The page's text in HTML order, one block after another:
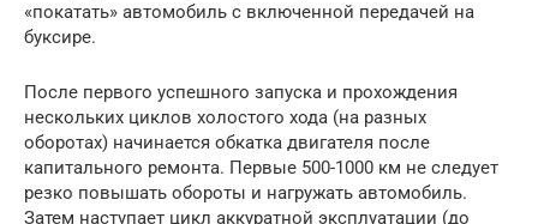
«покатать» автомобиль с включенной передачей на
буксире.
После первого успешного запуска и прохождения
нескольких циклов холостого хода (на разных
оборотах) начинается обкатка двигателя после
капитального ремонта. Первые 500-1000 км не следует
резко повышать обороты и нагружать автомобиль.
Затем наступает цикл аккуратной эксплуатации (до